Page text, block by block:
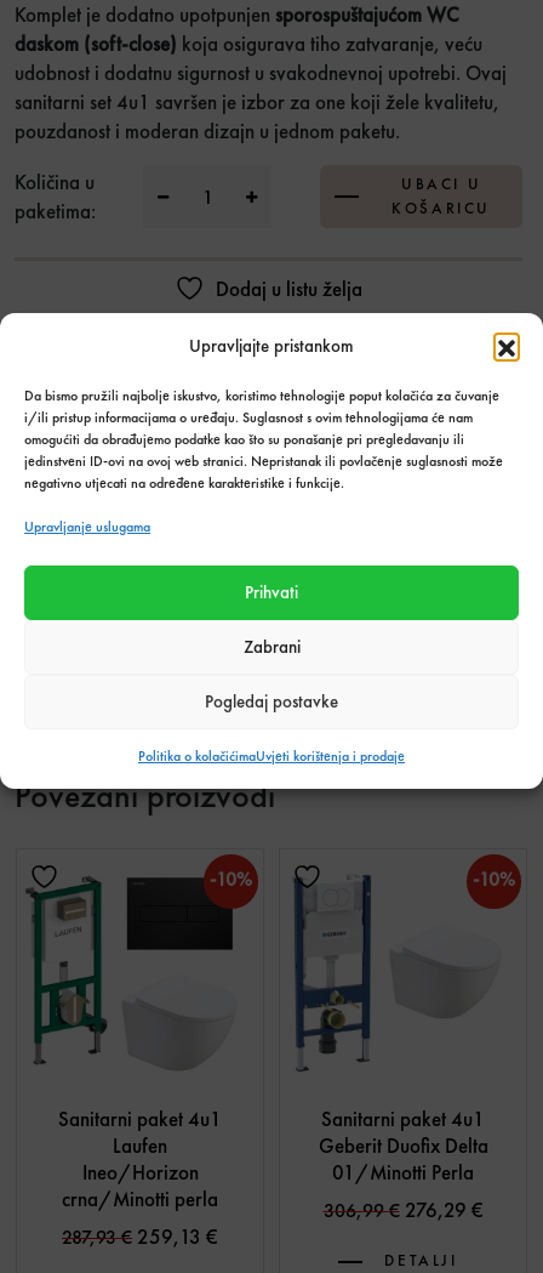
Upravljajte pristankom
Da bismo pružili najbolje iskustvo, koristimo tehnologije poput kolačića za čuvanje
i/ili pristup informacijama o uređaju. Suglasnost s ovim tehnologijama će nam
omogućiti da obrađujemo podatke kao što su ponašanje pri pregledavanju ili
jedinstveni ID-ovi na ovoj web stranici. Nepristanak ili povlačenje suglasnosti može
negativno utjecati na određene karakteristike i funkcije.
Upravljanje uslugama
Prihvati
Zabrani
Pogledaj postavke
Politika o kolačićimaUvjeti korištenja i prodaje
Komplet je dodatno upotpunjen sporospuštajućom WC
daskom (soft-close) koja osigurava tiho zatvaranje, veću
udobnost i dodatnu sigurnost u svakodnevnoj upotrebi. Ovaj
sanitarni set 4u1 savršen je izbor za one koji žele kvalitetu,
pouzdanost i moderan dizajn u jednom paketu.
Količina u
paketima:
Sanitarni paket 4u1 Geberit Duofix Delta
UBACI U
KOŠARICU
Dodaj u listu želja
SKU:9861
Kategorija: Kupaonski asortiman,Vodokotlići
Podijeli s prijateljima:
Tehnički podaci o proizvodu
Povezani proizvodi
-10%
Sanitarni paket 4u1
Laufen
Ineo/Horizon
crna/Minotti perla
287,93€ Original price was: 287,93 €.
259,13 €
-10%
Sanitarni paket 4u1
Geberit Duofix Delta
01/Minotti Perla
306,99€ Original price
276,29 €
DETALJI